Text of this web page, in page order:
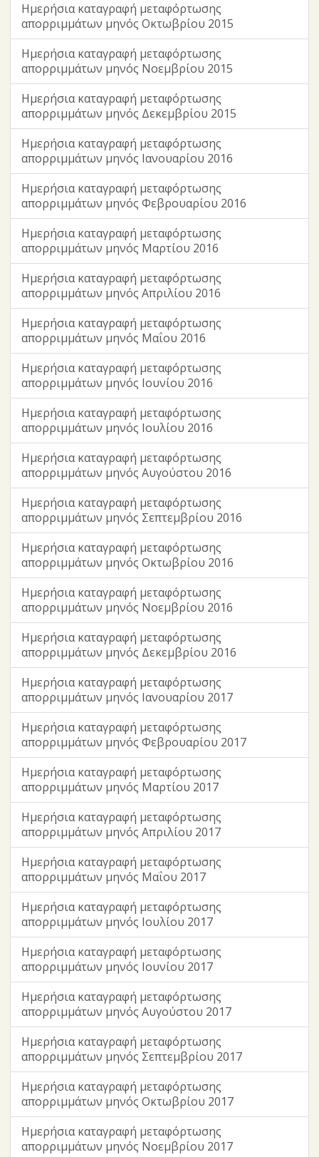
Ημερήσια καταγραφή μεταφόρτωσης
απορριμμάτων μηνός Οκτωβρίου 2015
Ημερήσια καταγραφή μεταφόρτωσης
απορριμμάτων μηνός Νοεμβρίου 2015
Ημερήσια καταγραφή μεταφόρτωσης
απορριμμάτων μηνός Δεκεμβρίου 2015
Ημερήσια καταγραφή μεταφόρτωσης
απορριμμάτων μηνός Ιανουαρίου 2016
Ημερήσια καταγραφή μεταφόρτωσης
απορριμμάτων μηνός Φεβρουαρίου 2016
Ημερήσια καταγραφή μεταφόρτωσης
απορριμμάτων μηνός Μαρτίου 2016
Ημερήσια καταγραφή μεταφόρτωσης
απορριμμάτων μηνός Απριλίου 2016
Ημερήσια καταγραφή μεταφόρτωσης
απορριμμάτων μηνός Μαΐου 2016
Ημερήσια καταγραφή μεταφόρτωσης
απορριμμάτων μηνός Ιουνίου 2016
Ημερήσια καταγραφή μεταφόρτωσης
απορριμμάτων μηνός Ιουλίου 2016
Ημερήσια καταγραφή μεταφόρτωσης
απορριμμάτων μηνός Αυγούστου 2016
Ημερήσια καταγραφή μεταφόρτωσης
απορριμμάτων μηνός Σεπτεμβρίου 2016
Ημερήσια καταγραφή μεταφόρτωσης
απορριμμάτων μηνός Οκτωβρίου 2016
Ημερήσια καταγραφή μεταφόρτωσης
απορριμμάτων μηνός Νοεμβρίου 2016
Ημερήσια καταγραφή μεταφόρτωσης
απορριμμάτων μηνός Δεκεμβρίου 2016
Ημερήσια καταγραφή μεταφόρτωσης
απορριμμάτων μηνός Ιανουαρίου 2017
Ημερήσια καταγραφή μεταφόρτωσης
απορριμμάτων μηνός Φεβρουαρίου 2017
Ημερήσια καταγραφή μεταφόρτωσης
απορριμμάτων μηνός Μαρτίου 2017
Ημερήσια καταγραφή μεταφόρτωσης
απορριμμάτων μηνός Απριλίου 2017
Ημερήσια καταγραφή μεταφόρτωσης
απορριμμάτων μηνός Μαΐου 2017
Ημερήσια καταγραφή μεταφόρτωσης
απορριμμάτων μηνός Ιουλίου 2017
Ημερήσια καταγραφή μεταφόρτωσης
απορριμμάτων μηνός Ιουνίου 2017
Ημερήσια καταγραφή μεταφόρτωσης
απορριμμάτων μηνός Αυγούστου 2017
Ημερήσια καταγραφή μεταφόρτωσης
απορριμμάτων μηνός Σεπτεμβρίου 2017
Ημερήσια καταγραφή μεταφόρτωσης
απορριμμάτων μηνός Οκτωβρίου 2017
Ημερήσια καταγραφή μεταφόρτωσης
απορριμμάτων μηνός Νοεμβρίου 2017